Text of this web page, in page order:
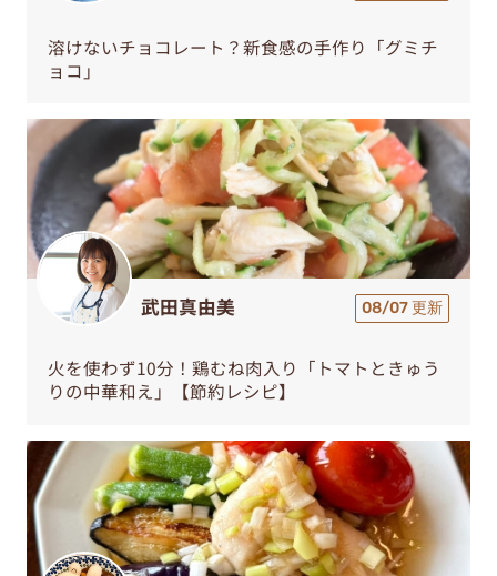
溶けないチョコレート？新食感の手作り「グミチ
ョコ」
武田真由美 08/07 更新
火を使わず10分！鶏むね肉入り「トマトときゅう
りの中華和え」【節約レシピ】